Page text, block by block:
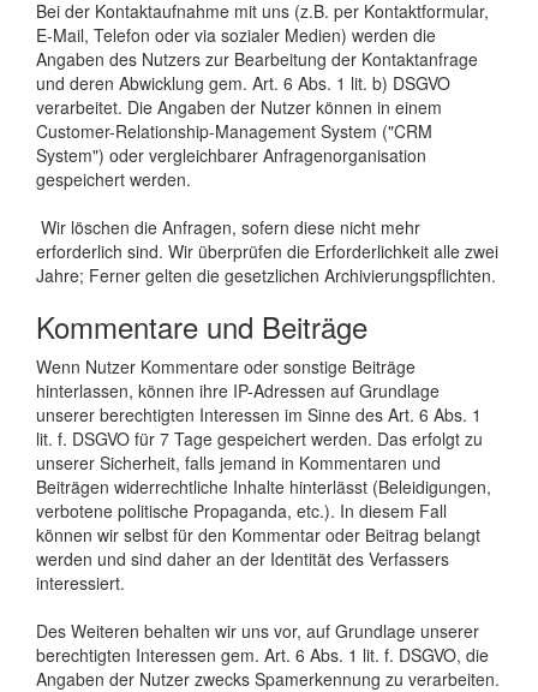
Bei der Kontaktaufnahme mit uns (z.B. per Kontaktformular,
E-Mail, Telefon oder via sozialer Medien) werden die
Angaben des Nutzers zur Bearbeitung der Kontaktanfrage
und deren Abwicklung gem. Art. 6 Abs. 1 lit. b) DSGVO
verarbeitet. Die Angaben der Nutzer können in einem
Customer-Relationship-Management System ("CRM
System") oder vergleichbarer Anfragenorganisation
gespeichert werden.
Wir löschen die Anfragen, sofern diese nicht mehr
erforderlich sind. Wir überprüfen die Erforderlichkeit alle zwei
Jahre; Ferner gelten die gesetzlichen Archivierungspflichten.
Kommentare und Beiträge
Wenn Nutzer Kommentare oder sonstige Beiträge
hinterlassen, können ihre IP-Adressen auf Grundlage
unserer berechtigten Interessen im Sinne des Art. 6 Abs. 1
lit. f. DSGVO für 7 Tage gespeichert werden. Das erfolgt zu
unserer Sicherheit, falls jemand in Kommentaren und
Beiträgen widerrechtliche Inhalte hinterlässt (Beleidigungen,
verbotene politische Propaganda, etc.). In diesem Fall
können wir selbst für den Kommentar oder Beitrag belangt
werden und sind daher an der Identität des Verfassers
interessiert.
Des Weiteren behalten wir uns vor, auf Grundlage unserer
berechtigten Interessen gem. Art. 6 Abs. 1 lit. f. DSGVO, die
Angaben der Nutzer zwecks Spamerkennung zu verarbeiten.